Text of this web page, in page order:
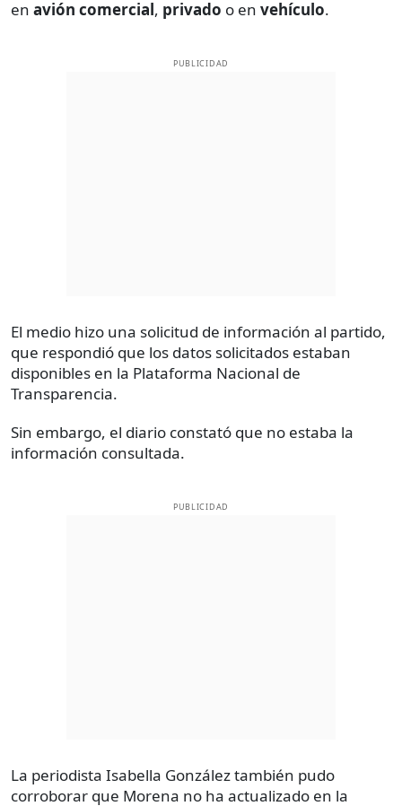
en avión comercial, privado o en vehículo.
PUBLICIDAD
El medio hizo una solicitud de información al partido,
que respondió que los datos solicitados estaban
disponibles en la Plataforma Nacional de
Transparencia.
Sin embargo, el diario constató que no estaba la
información consultada.
PUBLICIDAD
La periodista Isabella González también pudo
corroborar que Morena no ha actualizado en la